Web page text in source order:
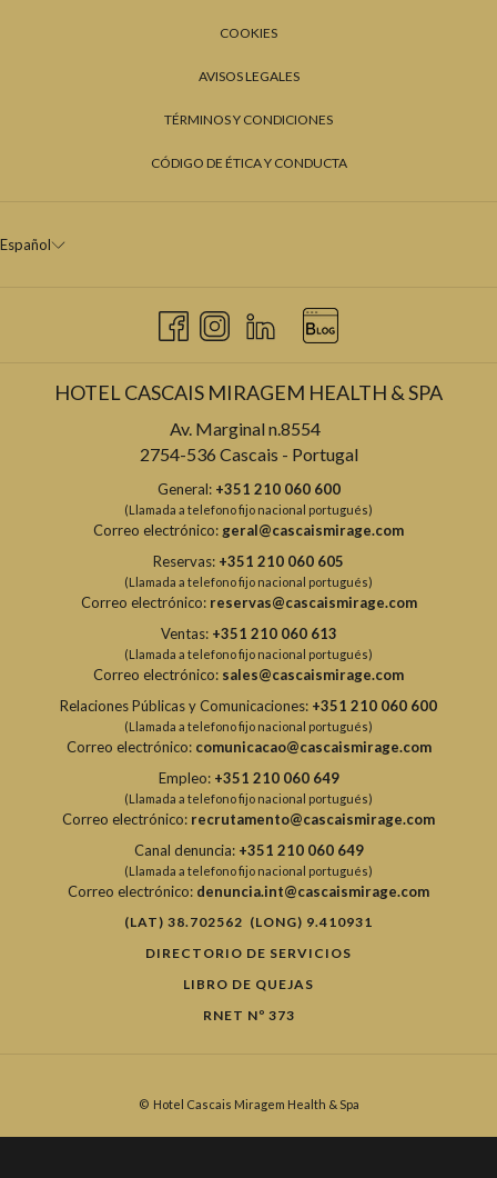
COOKIES
AVISOS LEGALES
TÉRMINOS Y CONDICIONES
CÓDIGO DE ÉTICA Y CONDUCTA
Español
HOTEL CASCAIS MIRAGEM HEALTH & SPA
Av. Marginal n.8554
2754-536 Cascais - Portugal
General: +351 210 060 600
(Llamada a telefono fijo nacional portugués)
Correo electrónico:geral@cascaismirage.com
Reservas: +351 210 060 605
(Llamada a telefono fijo nacional portugués)
Correo electrónico: reservas@cascaismirage.com
Ventas: +351 210 060 613
(Llamada a telefono fijo nacional portugués)
Correo electrónico: sales@cascaismirage.com
Relaciones Públicas y Comunicaciones: +351 210 060 600
(Llamada a telefono fijo nacional portugués)
Correo electrónico: comunicacao@cascaismirage.com
Empleo: +351 210 060 649
(Llamada a telefono fijo nacional portugués)
Correo electrónico: recrutamento@cascaismirage.com
Canal denuncia: +351 210 060 649
(Llamada a telefono fijo nacional portugués)
Correo electrónico: denuncia.int@cascaismirage.com
(LAT) 38.702562 (LONG) 9.410931
DIRECTORIO DE SERVICIOS
LIBRO DE QUEJAS
RNET Nº 373
© Hotel Cascais Miragem Health & Spa